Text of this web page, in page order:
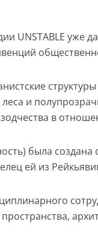
UNSTABLE уже
и
в
была
ей из